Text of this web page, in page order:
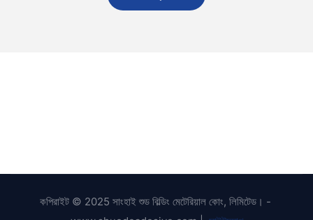
কপিরাইট © 2025 সাংহাই শুড বিল্ডিং মেটেরিয়াল কোং, লিমিটেড। -